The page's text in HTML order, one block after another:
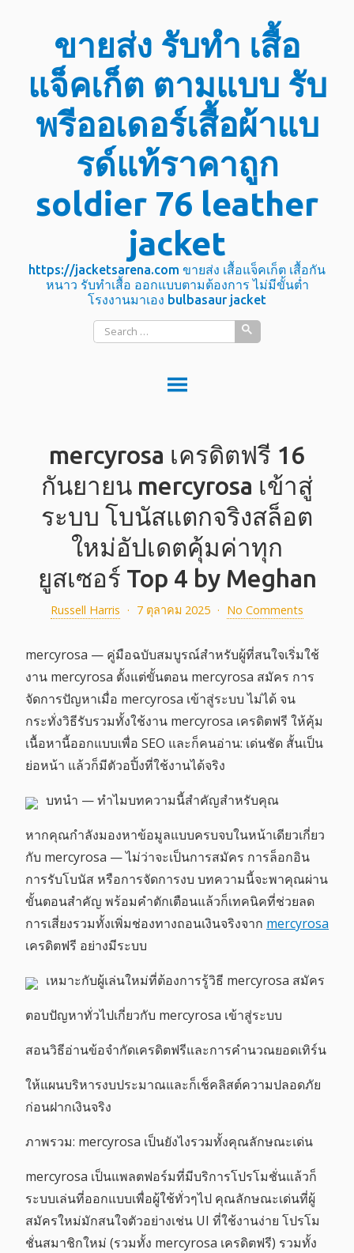
contentขายส่ง รับทำ เสื้อ
แจ็คเก็ต ตามแบบ รับ
พรีออเดอร์เสื้อผ้าแบ
รด์แท้ราคาถูก
soldier 76 leather
jacket
https://jacketsarena.com ขายส่ง เสื้อแจ็คเก็ต เสื้อกัน
หนาว รับทำเสื้อ ออกแบบตามต้องการ ไม่มีขั้นต่ำ
โรงงานมาเอง bulbasaur jacket
Search
mercyrosa เครดิตฟรี 16
กันยายน mercyrosa เข้าสู่
ระบบ โบนัสแตกจริงสล็อต
ใหม่อัปเดตคุ้มค่าทุก
ยูสเซอร์ Top 4 by Meghan
Russell Harris · 7 ตุลาคม 2025 · No Comments
mercyrosa — คู่มือฉบับสมบูรณ์สำหรับผู้ที่สนใจเริ่มใช้
งาน mercyrosa ตั้งแต่ขั้นตอน mercyrosa สมัคร การ
จัดการปัญหาเมื่อ mercyrosa เข้าสู่ระบบ ไม่ได้ จน
กระทั่งวิธีรับรวมทั้งใช้งาน mercyrosa เครดิตฟรี ให้คุ้ม
เนื้อหานี้ออกแบบเพื่อ SEO และก็คนอ่าน: เด่นชัด สั้นเป็น
ย่อหน้า แล้วก็มีตัวอปิ้งที่ใช้งานได้จริง
บทนำ — ทำไมบทความนี้สำคัญสำหรับคุณ
หากคุณกำลังมองหาข้อมูลแบบครบจบในหน้าเดียวเกี่ยว
กับ mercyrosa — ไม่ว่าจะเป็นการสมัคร การล็อกอิน
การรับโบนัส หรือการจัดการงบ บทความนี้จะพาคุณผ่าน
ขั้นตอนสำคัญ พร้อมคำตักเตือนแล้วก็เทคนิคที่ช่วยลด
การเสี่ยงรวมทั้งเพิ่มช่องทางถอนเงินจริงจาก mercyrosa
เครดิตฟรี อย่างมีระบบ
เหมาะกับผู้เล่นใหม่ที่ต้องการรู้วิธี mercyrosa สมัคร
ตอบปัญหาทั่วไปเกี่ยวกับ mercyrosa เข้าสู่ระบบ
สอนวิธีอ่านข้อจำกัดเครดิตฟรีและการคำนวณยอดเทิร์น
ให้แผนบริหารงบประมาณและก็เช็คลิสต์ความปลอดภัย
ก่อนฝากเงินจริง
ภาพรวม: mercyrosa เป็นยังไงรวมทั้งคุณลักษณะเด่น
mercyrosa เป็นแพลตฟอร์มที่มีบริการโปรโมชั่นแล้วก็
ระบบเล่นที่ออกแบบเพื่อผู้ใช้ทั่วๆไป คุณลักษณะเด่นที่ผู้
สมัครใหม่มักสนใจตัวอย่างเช่น UI ที่ใช้งานง่าย โปรโม
ชั่นสมาชิกใหม่ (รวมทั้ง mercyrosa เครดิตฟรี) รวมทั้ง